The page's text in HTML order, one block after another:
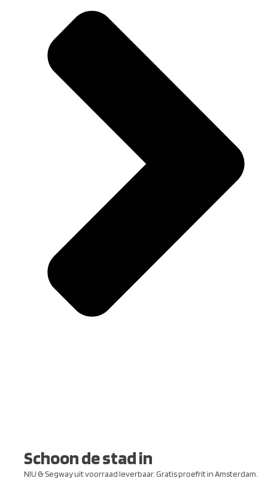
Schoon de stad in
NIU & Segway uit voorraad leverbaar. Gratis proefrit in Amsterdam.